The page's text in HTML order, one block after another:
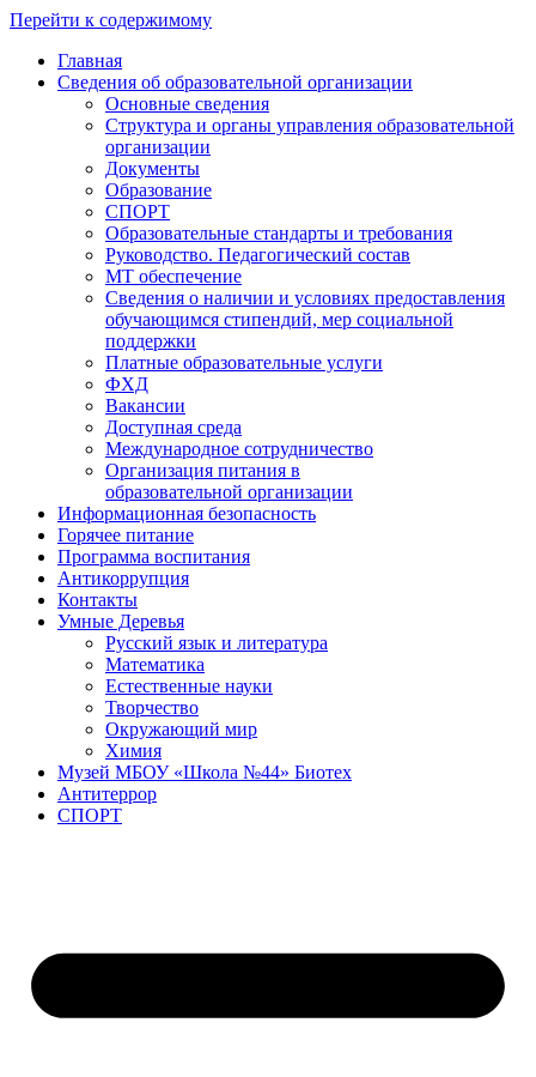
Перейти к содержимому
Главная
Сведения об образовательной организации
Основные сведения
Структура и органы управления образовательной
организации
Документы
Образование
СПОРТ
Образовательные стандарты и требования
Руководство. Педагогический состав
МТ обеспечение
Сведения о наличии и условиях предоставления
обучающимся стипендий, мер социальной
поддержки
Платные образовательные услуги
ФХД
Вакансии
Доступная среда
Международное сотрудничество
Организация питания в
образовательной организации
Информационная безопасность
Горячее питание
Программа воспитания
Антикоррупция
Контакты
Умные Деревья
Русский язык и литература
Математика
Естественные науки
Творчество
Окружающий мир
Химия
Музей МБОУ «Школа №44» Биотех
Антитеррор
СПОРТ